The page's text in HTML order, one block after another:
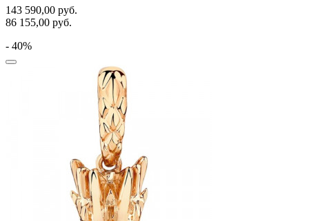
143 590,00 руб.
86 155,00 руб.
- 40%